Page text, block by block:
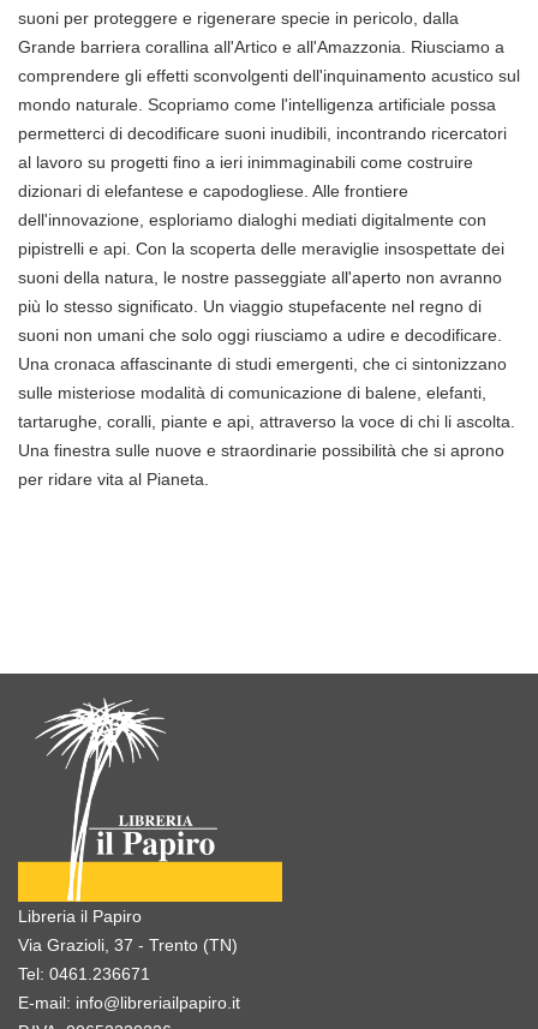
suoni per proteggere e rigenerare specie in pericolo, dalla
Grande barriera corallina all'Artico e all'Amazzonia. Riusciamo a
comprendere gli effetti sconvolgenti dell'inquinamento acustico sul
mondo naturale. Scopriamo come l'intelligenza artificiale possa
permetterci di decodificare suoni inudibili, incontrando ricercatori
al lavoro su progetti fino a ieri inimmaginabili come costruire
dizionari di elefantese e capodogliese. Alle frontiere
dell'innovazione, esploriamo dialoghi mediati digitalmente con
pipistrelli e api. Con la scoperta delle meraviglie insospettate dei
suoni della natura, le nostre passeggiate all'aperto non avranno
più lo stesso significato. Un viaggio stupefacente nel regno di
suoni non umani che solo oggi riusciamo a udire e decodificare.
Una cronaca affascinante di studi emergenti, che ci sintonizzano
sulle misteriose modalità di comunicazione di balene, elefanti,
tartarughe, coralli, piante e api, attraverso la voce di chi li ascolta.
Una finestra sulle nuove e straordinarie possibilità che si aprono
per ridare vita al Pianeta.
Libreria il Papiro
Via Grazioli, 37 - Trento (TN)
Tel: 0461.236671
E-mail: info@libreriailpapiro.it